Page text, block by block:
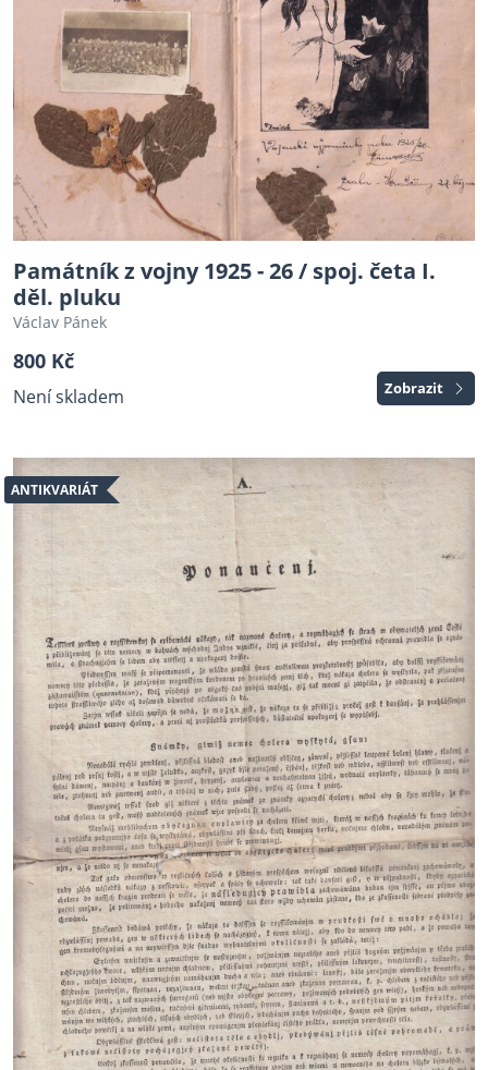
Památník z vojny 1925 - 26 / spoj. četa I.
děl. pluku
Václav Pánek
800 Kč
Není skladem Zobrazit
ANTIKVARIÁT